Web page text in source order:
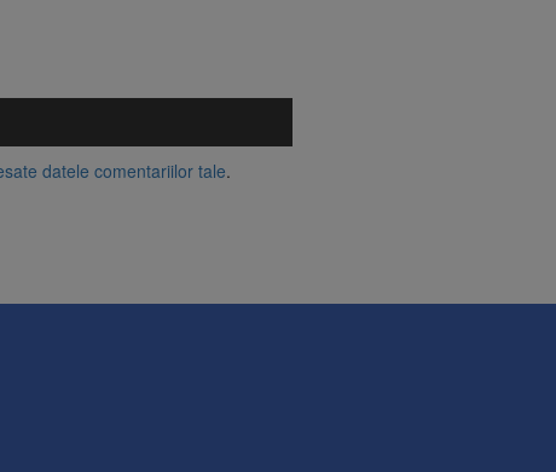
datele comentariilor tale.